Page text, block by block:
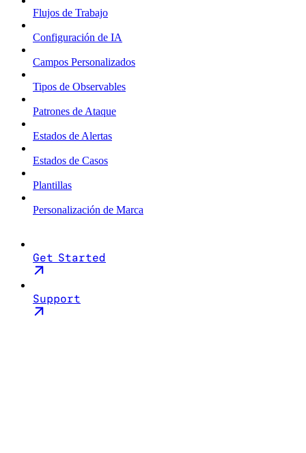
Flujos de Trabajo
Configuración de IA
Campos Personalizados
Tipos de Observables
Patrones de Ataque
Estados de Alertas
Estados de Casos
Plantillas
Personalización de Marca
Get Started
Support